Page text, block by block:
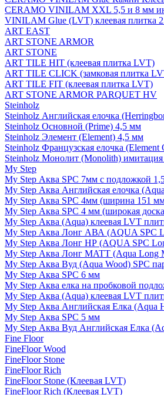
CERAMO VINILAM XXL 5,5 и 8 мм
VINILAM Glue (LVT) клеевая плитка
ART EAST
ART STONE ARMOR
ART STONE
ART TILE HIT (клеевая плитка LVT)
ART TILE CLICK (замковая плитка
ART TILE FIT (клеевая плитка LVT)
ART STONE ARMOR PARQUET HV
Steinholz
Steinholz Английская елочка
Steinholz Основной (Prime) 4,5 мм
Steinholz Элемент (Element) 4,5 мм
Steinholz Французская елочка
Steinholz Монолит (Monolith)
My Step
My Step Аква SPC 7мм c подложкой
My Step Аква Английская елочка
My Step Аква SPC 4мм (ширина 151
My Step Аква SPC 4 мм (широкая
My Step Аква (Aqua) клеевая LVT
My Step Аква Лонг АВА (AQUA SPC
My Step Аква Лонг НР (AQUA SPC
My Step Аква Лонг MATT (Aqua Long
My Step Аква Вуд (Aqua Wood) SPC
My Step Аква SPC 6 мм
My Step Аква елка на пробковой
My Step Аква (Aqua) клеевая LVT
My Step Аква Английская Елка (Aqua
My Step Аква SPC 5 мм
My Step Аква Вуд Английская Елка
Fine Floor
FineFloor Wood
FineFloor Stone
FineFloor Rich
FineFloor Stone (Клеевая LVT)
FineFloor Rich (Клеевая LVT)